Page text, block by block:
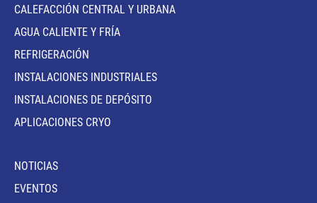
CALEFACCIÓN CENTRAL Y URBANA
AGUA CALIENTE Y FRÍA
REFRIGERACIÓN
INSTALACIONES INDUSTRIALES
INSTALACIONES DE DEPÓSITO
APLICACIONES CRYO
NOTICIAS
EVENTOS